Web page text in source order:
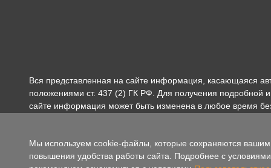
Вся представленная на сайте информация, касающаяся
положениями ст. 437 (2) ГК РФ. Для получения
сайте информация может быть изменена в любое время
Мы используем cookie-файлы, которые сохраняются вашим
повышения удобства работы сайта. Подробнее с